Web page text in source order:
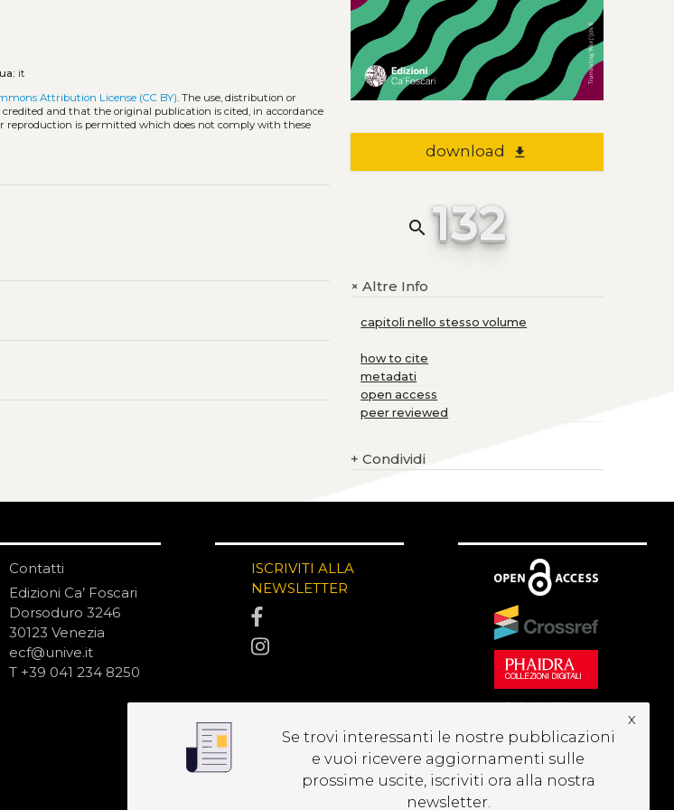
it
Attribution License (CC BY) . The use, distribution or
and that the original publication is cited, in accordance
reproduction is permitted which does not comply with these
download file_download
search 132
+Altre Info
capitoli nello stesso volume
how to cite
metadati
open access
peer reviewed
+ Condividi
Contatti
Edizioni Ca’ Foscari
Dorsoduro 3246
30123 Venezia
ecf@unive.it
T +39 041 234 8250
ISCRIVITI ALLA
NEWSLETTER
Se trovi interessanti le nostre pubblicazioni
e vuoi ricevere aggiornamenti sulle
prossime uscite, iscriviti ora alla nostra
newsletter.
x